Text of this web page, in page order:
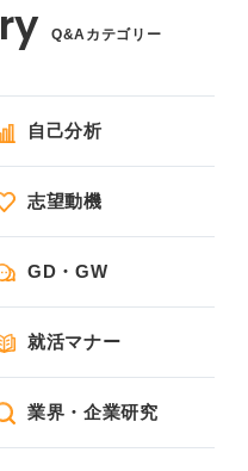
Q&Aカテゴリー
自己分析
志望動機
GD・GW
就活マナー
業界・企業研究